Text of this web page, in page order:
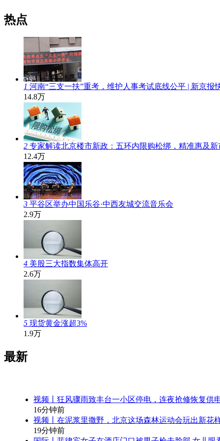
热点
1 河南“三支一扶”重考，维护人事考试底线公平 | 新京报
14.8万
2 专家解读北京楼市新政：五环内限购松绑，精准惠及
12.4万
3 平谷区举办中国乐谷·中西友城交流音乐会
2.9万
4 美股三大指数集体高开
2.6万
5 现货黄金涨超3%
1.9万
最新
视频丨狂风骤雨致丰台一小区停电，连夜抢修恢复供
16分钟前
视频丨在泥浆里撒野，北京这场森林运动会玩出新花
19分钟前